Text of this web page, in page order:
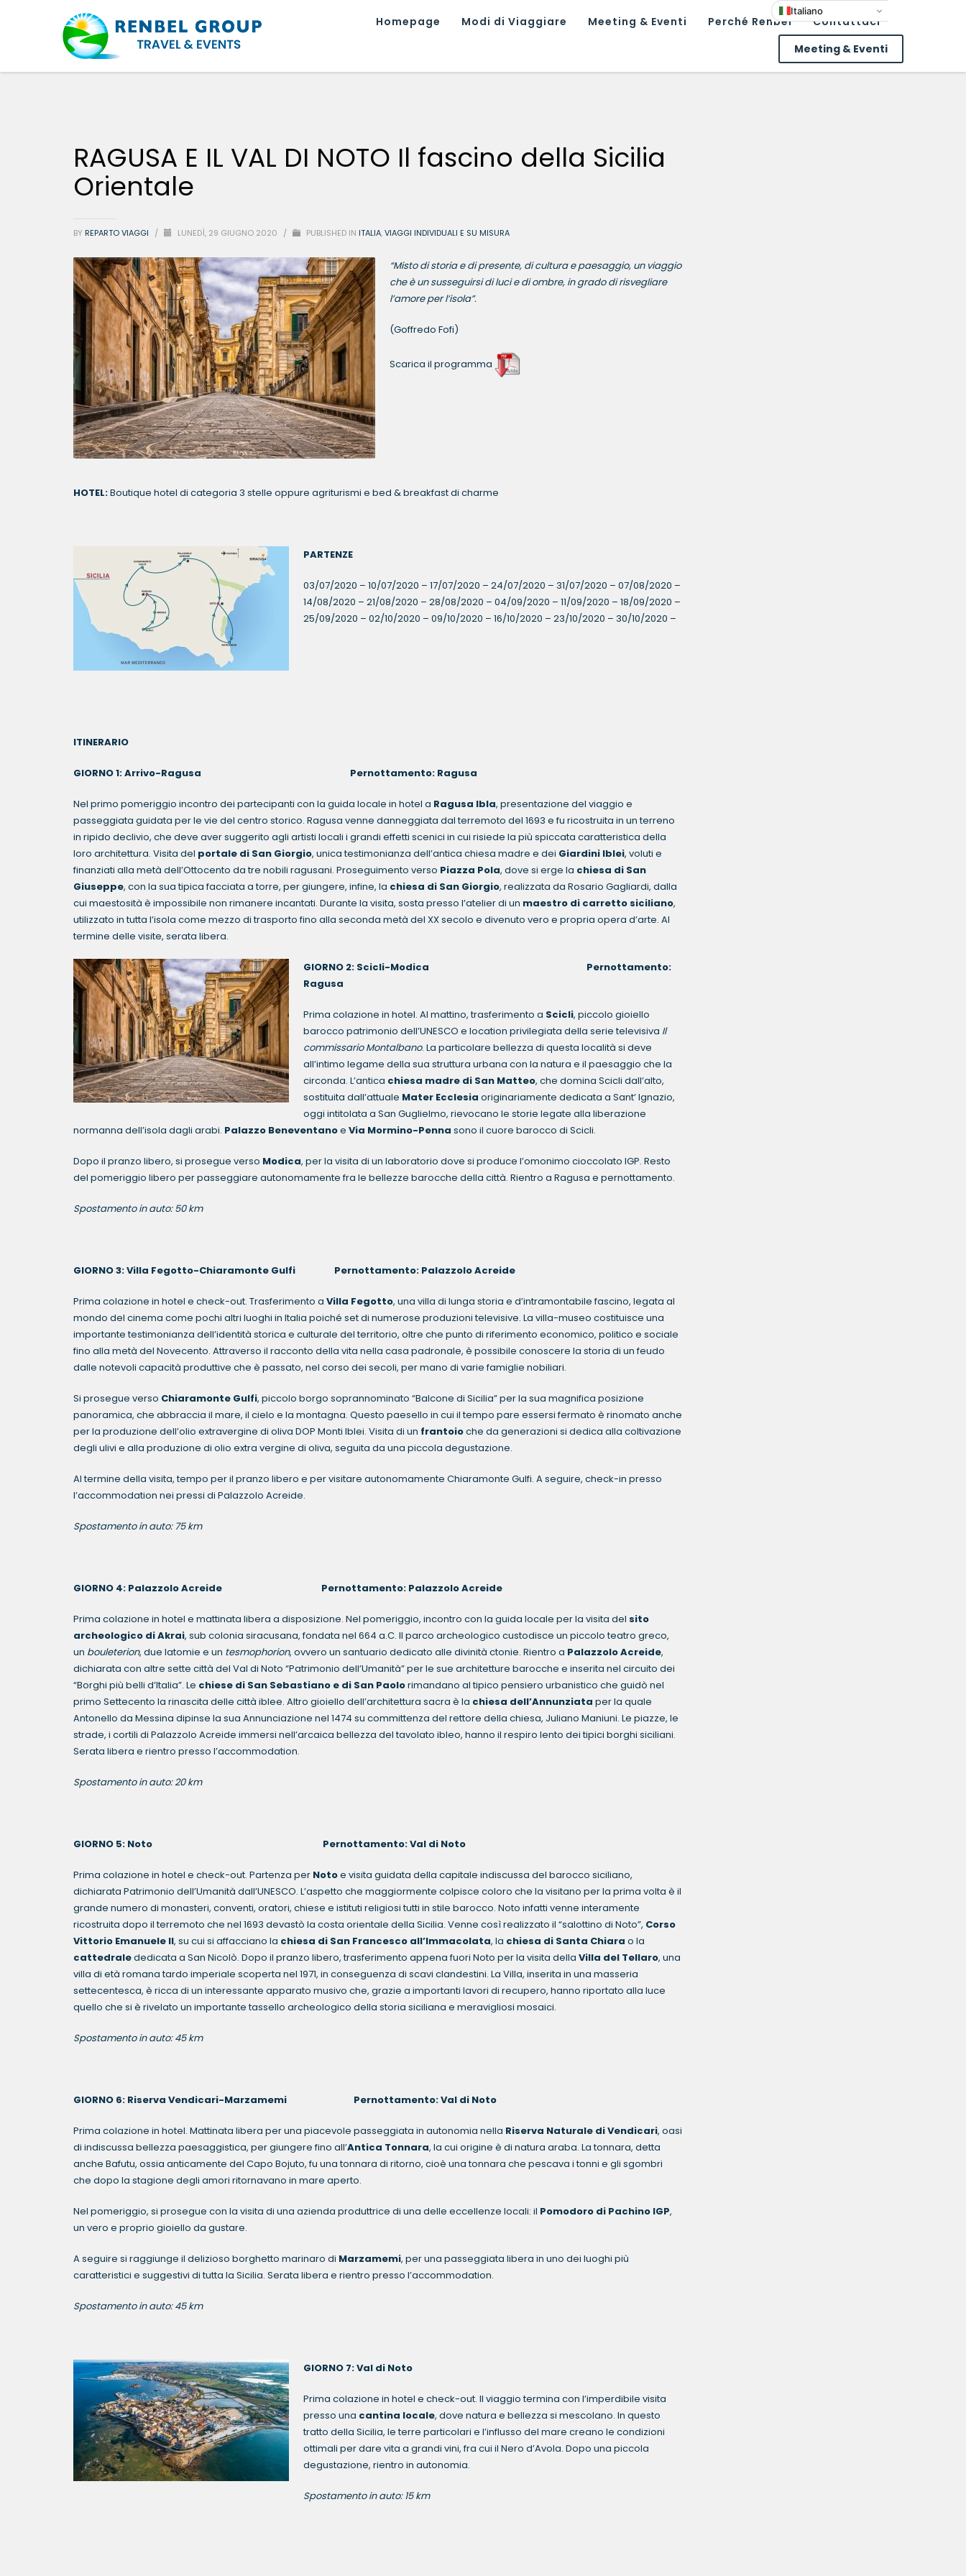
Homepage Modi di Viaggiare Meeting & Eventi Perché Renbel
Contattaci
Meeting & Eventi
RAGUSA E IL VAL DI NOTO Il fascino della Sicilia
Orientale
BY REPARTO VIAGGI / LUNEDÌ, 29 GIUGNO 2020 / PUBLISHED IN ITALIA,VIAGGI INDIVIDUALI E SU MISURA
“Misto di storia e di presente, di cultura e paesaggio, un viaggio
che è un susseguirsi di luci e di ombre, in grado di risvegliare
l’amore per l’isola”.
(Goffredo Fofi)
Scarica il programma
HOTEL:Boutique hotel di categoria 3 stelle oppure agriturismi e bed & breakfast di charme
PARTENZE
03/07/2020 – 10/07/2020 – 17/07/2020 – 24/07/2020 – 31/07/2020 – 07/08/2020 –
14/08/2020 – 21/08/2020 – 28/08/2020 – 04/09/2020 – 11/09/2020 – 18/09/2020 –
25/09/2020 – 02/10/2020 – 09/10/2020 – 16/10/2020 – 23/10/2020 – 30/10/2020 –
ITINERARIO
GIORNO 1: Arrivo-Ragusa Pernottamento: Ragusa
Nel primo pomeriggio incontro dei partecipanti con la guida locale in hotel a Ragusa Ibla, presentazione del viaggio e
passeggiata guidata per le vie del centro storico. Ragusa venne danneggiata dal terremoto del 1693 e fu ricostruita in un terreno
in ripido declivio, che deve aver suggerito agli artisti locali i grandi effetti scenici in cui risiede la più spiccata caratteristica della
loro architettura. Visita del portale di San Giorgio, unica testimonianza dell’antica chiesa madre e dei Giardini Iblei, voluti e
finanziati alla metà dell’Ottocento da tre nobili ragusani. Proseguimento verso Piazza Pola, dove si erge la chiesa di San
Giuseppe, con la sua tipica facciata a torre, per giungere, infine, la chiesa di San Giorgio, realizzata da Rosario Gagliardi, dalla
cui maestosità è impossibile non rimanere incantati. Durante la visita, sosta presso l’atelier di un maestro di carretto siciliano,
utilizzato in tutta l’isola come mezzo di trasporto fino alla seconda metà del XX secolo e divenuto vero e propria opera d’arte. Al
termine delle visite, serata libera.
GIORNO 2: Scicli-Modica Pernottamento:
Ragusa
Prima colazione in hotel. Al mattino, trasferimento a Scicli, piccolo gioiello
barocco patrimonio dell’UNESCO e location privilegiata della serie televisiva Il
commissario Montalbano. La particolare bellezza di questa località si deve
all’intimo legame della sua struttura urbana con la natura e il paesaggio che la
circonda. L’antica chiesa madre di San Matteo, che domina Scicli dall’alto,
sostituita dall’attuale Mater Ecclesia originariamente dedicata a Sant’ Ignazio,
oggi intitolata a San Guglielmo, rievocano le storie legate alla liberazione
normanna dell’isola dagli arabi. Palazzo Beneventanoe Via Mormino-Penna sono il cuore barocco di Scicli.
Dopo il pranzo libero, si prosegue verso Modica, per la visita di un laboratorio dove si produce l’omonimo cioccolato IGP. Resto
del pomeriggio libero per passeggiare autonomamente fra le bellezze barocche della città. Rientro a Ragusa e pernottamento.
Spostamento in auto: 50 km
GIORNO 3: Villa Fegotto-Chiaramonte Gulfi Pernottamento: Palazzolo Acreide
Prima colazione in hotel e check-out. Trasferimento a Villa Fegotto, una villa di lunga storia e d’intramontabile fascino, legata al
mondo del cinema come pochi altri luoghi in Italia poiché set di numerose produzioni televisive. La villa-museo costituisce una
importante testimonianza dell’identità storica e culturale del territorio, oltre che punto di riferimento economico, politico e sociale
fino alla metà del Novecento. Attraverso il racconto della vita nella casa padronale, è possibile conoscere la storia di un feudo
dalle notevoli capacità produttive che è passato, nel corso dei secoli, per mano di varie famiglie nobiliari.
Si prosegue verso Chiaramonte Gulfi, piccolo borgo soprannominato “Balcone di Sicilia” per la sua magnifica posizione
panoramica, che abbraccia il mare, il cielo e la montagna. Questo paesello in cui il tempo pare essersi fermato è rinomato anche
per la produzione dell’olio extravergine di oliva DOP Monti Iblei. Visita di un frantoioche da generazioni si dedica alla coltivazione
degli ulivi e alla produzione di olio extra vergine di oliva, seguita da una piccola degustazione.
Al termine della visita, tempo per il pranzo libero e per visitare autonomamente Chiaramonte Gulfi. A seguire, check-in presso
l’accommodation nei pressi di Palazzolo Acreide.
Spostamento in auto: 75 km
GIORNO 4: Palazzolo Acreide Pernottamento: Palazzolo Acreide
Prima colazione in hotel e mattinata libera a disposizione. Nel pomeriggio, incontro con la guida locale per la visita del sito
archeologico di Akrai, sub colonia siracusana, fondata nel 664 a.C. Il parco archeologico custodisce un piccolo teatro greco,
un bouleterion, due latomie e un tesmophorion, ovvero un santuario dedicato alle divinità ctonie. Rientro a Palazzolo Acreide,
dichiarata con altre sette città del Val di Noto “Patrimonio dell’Umanità” per le sue architetture barocche e inserita nel circuito dei
“Borghi più belli d’Italia”. Le chiese di San Sebastiano e di San Paolorimandano al tipico pensiero urbanistico che guidò nel
primo Settecento la rinascita delle città iblee. Altro gioiello dell’architettura sacra è la chiesa dell’Annunziata per la quale
Antonello da Messina dipinse la sua Annunciazione nel 1474 su committenza del rettore della chiesa, Juliano Maniuni. Le piazze, le
strade, i cortili di Palazzolo Acreide immersi nell’arcaica bellezza del tavolato ibleo, hanno il respiro lento dei tipici borghi siciliani.
Serata libera e rientro presso l’accommodation.
Spostamento in auto: 20 km
GIORNO 5: Noto Pernottamento: Val di Noto
Prima colazione in hotel e check-out. Partenza per Notoe visita guidata della capitale indiscussa del barocco siciliano,
dichiarata Patrimonio dell’Umanità dall’UNESCO. L’aspetto che maggiormente colpisce coloro che la visitano per la prima volta è il
grande numero di monasteri, conventi, oratori, chiese e istituti religiosi tutti in stile barocco. Noto infatti venne interamente
ricostruita dopo il terremoto che nel 1693 devastò la costa orientale della Sicilia. Venne così realizzato il “salottino di Noto”, Corso
Vittorio Emanuele II, su cui si affacciano la chiesa di San Francesco all’Immacolata, la chiesa di Santa Chiara o la
cattedralededicata a San Nicolò. Dopo il pranzo libero, trasferimento appena fuori Noto per la visita della Villa del Tellaro, una
villa di età romana tardo imperiale scoperta nel 1971, in conseguenza di scavi clandestini. La Villa, inserita in una masseria
settecentesca, è ricca di un interessante apparato musivo che, grazie a importanti lavori di recupero, hanno riportato alla luce
quello che si è rivelato un importante tassello archeologico della storia siciliana e meravigliosi mosaici.
Spostamento in auto: 45 km
GIORNO 6: Riserva Vendicari-Marzamemi Pernottamento: Val di Noto
Prima colazione in hotel. Mattinata libera per una piacevole passeggiata in autonomia nella Riserva Naturale di Vendicari, oasi
di indiscussa bellezza paesaggistica, per giungere fino all’Antica Tonnara, la cui origine è di natura araba. La tonnara, detta
anche Bafutu, ossia anticamente del Capo Bojuto, fu una tonnara di ritorno, cioè una tonnara che pescava i tonni e gli sgombri
che dopo la stagione degli amori ritornavano in mare aperto.
Nel pomeriggio, si prosegue con la visita di una azienda produttrice di una delle eccellenze locali: il Pomodoro di Pachino IGP,
un vero e proprio gioiello da gustare.
A seguire si raggiunge il delizioso borghetto marinaro di Marzamemi, per una passeggiata libera in uno dei luoghi più
caratteristici e suggestivi di tutta la Sicilia. Serata libera e rientro presso l’accommodation.
Spostamento in auto: 45 km
GIORNO 7: Val di Noto
Prima colazione in hotel e check-out. Il viaggio termina con l’imperdibile visita
presso una cantina locale, dove natura e bellezza si mescolano. In questo
tratto della Sicilia, le terre particolari e l’influsso del mare creano le condizioni
ottimali per dare vita a grandi vini, fra cui il Nero d’Avola. Dopo una piccola
degustazione, rientro in autonomia.
Spostamento in auto: 15 km
Italiano